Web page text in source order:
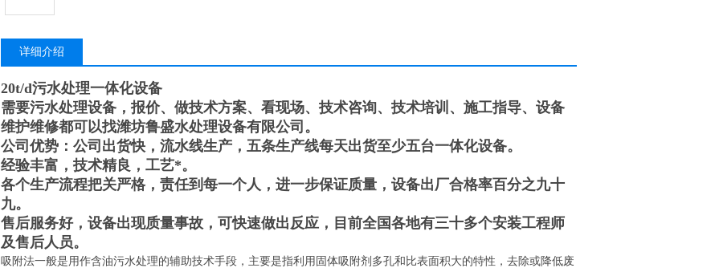
详细介绍
20t/d污水处理一体化设备
需要污水处理设备，报价、做技术方案、看现场、技术咨询、技术培训、施工指导、设备
维护维修都可以找潍坊鲁盛水处理设备有限公司。
公司优势：公司出货快，流水线生产，五条生产线每天出货至少五台一体化设备。
经验丰富，技术精良，工艺*。
各个生产流程把关严格，责任到每一个人，进一步保证质量，设备出厂合格率百分之九十
九。
售后服务好，设备出现质量事故，可快速做出反应，目前全国各地有三十多个安装工程师
及售后人员。
吸附法一般是用作含油污水处理的辅助技术手段，主要是指利用固体吸附剂多孔和比表面积大的特性，去除或降低废